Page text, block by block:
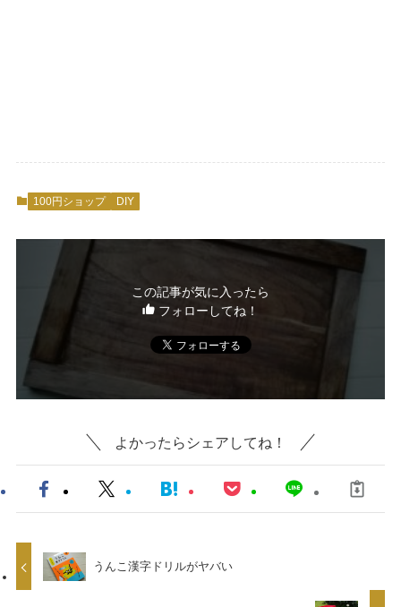
100円ショップ DIY
この記事が気に入ったら
フォローしてね！
よかったらシェアしてね！
うんこ漢字ドリルがヤバい